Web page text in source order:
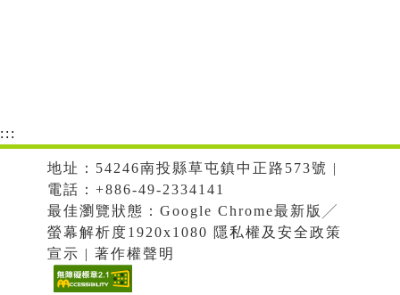
:::
地址：54246南投縣草屯鎮中正路573號 |
電話：+886-49-2334141
最佳瀏覽狀態：Google Chrome最新版╱
螢幕解析度1920x1080 隱私權及安全政策
宣示 | 著作權聲明